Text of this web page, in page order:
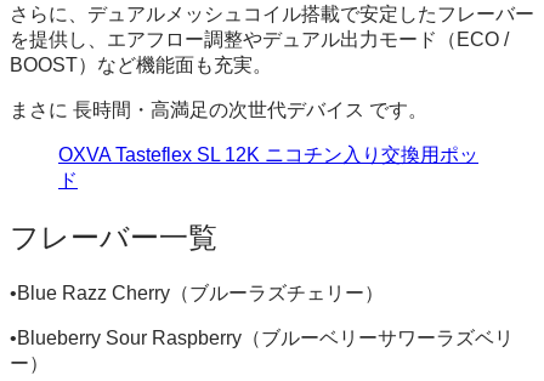
さらに、デュアルメッシュコイル搭載で安定したフレーバー
を提供し、エアフロー調整やデュアル出力モード（ECO /
BOOST）など機能面も充実。
まさに 長時間・高満足の次世代デバイス です。
OXVA Tasteflex SL 12K ニコチン入り交換用ポッ
ド
フレーバー一覧
•Blue Razz Cherry（ブルーラズチェリー）
•Blueberry Sour Raspberry（ブルーベリーサワーラズベリ
ー）